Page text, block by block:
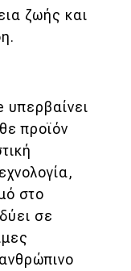
ζωής και
προϊόν
στο
σε